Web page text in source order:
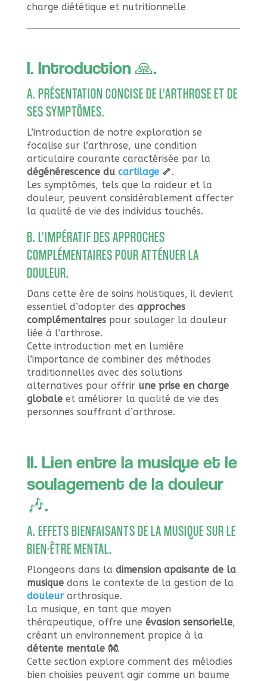
charge diététique et nutritionnelle
I. Introduction 🙏.
A. PRÉSENTATION CONCISE DE L’ARTHROSE ET DE
SES SYMPTÔMES.
L’introduction de notre exploration se
focalise sur l’arthrose, une condition
articulaire courante caractérisée par la
dégénérescence du cartilage🦴.
Les symptômes, tels que la raideur et la
douleur, peuvent considérablement affecter
la qualité de vie des individus touchés.
B. L’IMPÉRATIF DES APPROCHES
COMPLÉMENTAIRES POUR ATTÉNUER LA
DOULEUR.
Dans cette ère de soins holistiques, il devient
essentiel d’adopter des approches
complémentairespour soulager la douleur
liée à l’arthrose.
Cette introduction met en lumière
l’importance de combiner des méthodes
traditionnelles avec des solutions
alternatives pour offrir une prise en charge
globaleet améliorer la qualité de vie des
personnes souffrant d’arthrose.
II. Lien entre la musique et le
soulagement de la douleur
🎶.
A. EFFETS BIENFAISANTS DE LA MUSIQUE SUR LE
BIEN-ÊTRE MENTAL.
Plongeons dans la dimension apaisante de la
musiquedans le contexte de la gestion de la
douleurarthrosique.
La musique, en tant que moyen
thérapeutique, offre une évasion sensorielle,
créant un environnement propice à la
détente mentale 👐.
Cette section explore comment des mélodies
bien choisies peuvent agir comme un baume